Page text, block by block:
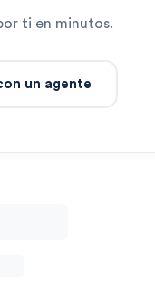
ti en minutos.
un agente